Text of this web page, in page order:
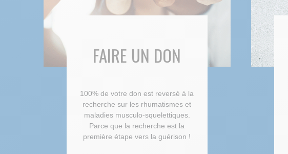
FAIRE UN DON
100% de votre don est reversé à la
recherche sur les rhumatismes et
maladies musculo-squelettiques.
Parce que la recherche est la
première étape vers la guérison !